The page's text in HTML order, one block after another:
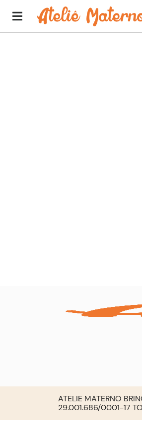
ATELIE MATERNO
29.001.686/0001-17